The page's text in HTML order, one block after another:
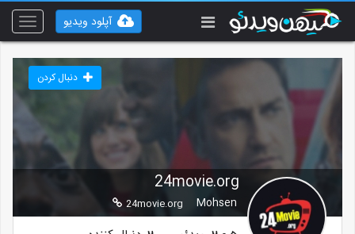
Toggle
آپلود ویدیو
24movie.org
Mohsen
24movie.org
دنبال کردن